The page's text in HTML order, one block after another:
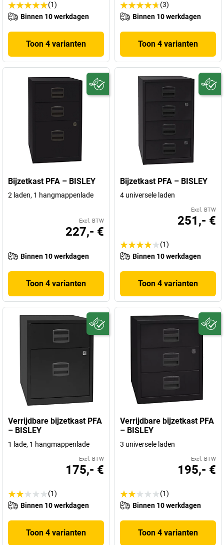
(1)
Binnen 10 werkdagen
Toon 4 varianten
(3)
Binnen 10 werkdagen
Toon 4 varianten
Bijzetkast PFA – BISLEY
2 laden, 1 hangmappenlade
Excl. BTW
227,- €
Binnen 10 werkdagen
Toon 4 varianten
Bijzetkast PFA – BISLEY
4 universele laden
Excl. BTW
251,- €
(1)
Binnen 10 werkdagen
Toon 4 varianten
Verrijdbare bijzetkast PFA
– BISLEY
1 lade, 1 hangmappenlade
Excl. BTW
175,- €
(1)
Binnen 10 werkdagen
Toon 4 varianten
Verrijdbare bijzetkast PFA
– BISLEY
3 universele laden
Excl. BTW
195,- €
(1)
Binnen 10 werkdagen
Toon 4 varianten